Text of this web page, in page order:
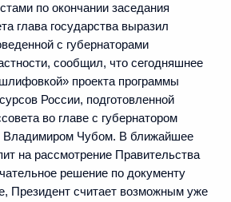
по окончании заседания
глава государства выразил
с губернаторами
сообщил, что сегодняшнее
проекта программы
России, подготовленной
во главе с губернатором
Владимиром Чубом. В ближайшее
на рассмотрение Правительства
решение по документу
Президент считает возможным уже